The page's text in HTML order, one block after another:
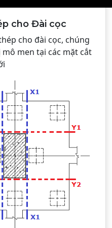
cho Đài cọc
cho đài cọc, chúng
men tại các mặt cắt